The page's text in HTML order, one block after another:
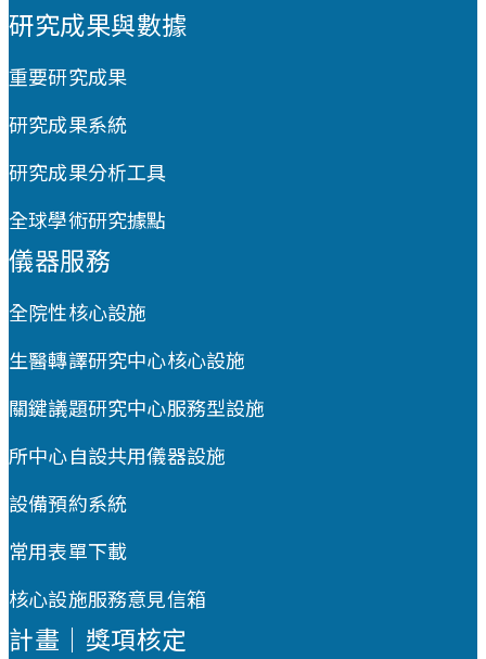
研究成果與數據
重要研究成果
研究成果系統
研究成果分析工具
全球學術研究據點
儀器服務
全院性核心設施
生醫轉譯研究中心核心設施
關鍵議題研究中心服務型設施
所中心自設共用儀器設施
設備預約系統
常用表單下載
核心設施服務意見信箱
計畫｜獎項核定